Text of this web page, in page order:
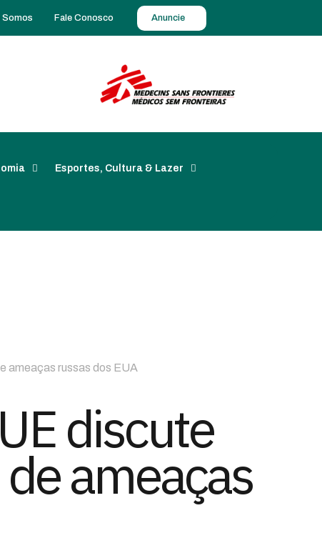
Somos Fale Conosco Anuncie
Esportes, Cultura & Lazer
ameaças russas dos EUA
discute
ameaças